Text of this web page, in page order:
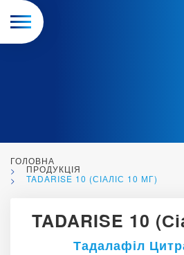
ГОЛОВНА
ПРОДУКЦІЯ
TADARISE 10 (СІАЛІС 10 МГ)
TADARISE 10
Тадалафіл